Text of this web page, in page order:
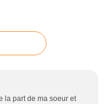
la part de ma soeur et